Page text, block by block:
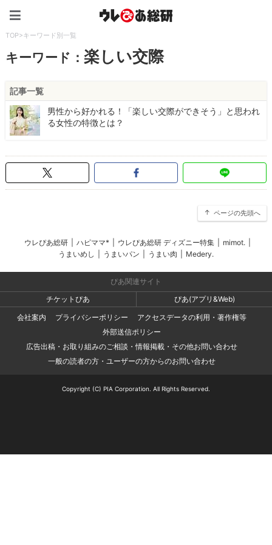
TOP>キーワード別一覧
キーワード：楽しい交際
記事一覧
男性から好かれる！「楽しい交際ができそう」と思われ
る女性の特徴とは？
ページの先頭へ
ウレぴあ総研 ハピママ* ウレぴあ総研 ディズニー特集 mimot.
うまいめし
うまいパン うまい肉 Medery.
ぴあ関連サイト
チケットぴあ
ぴあ(アプリ&Web)
会社案内
プライバシーポリシー
アクセスデータの利用・著作権等
外部送信ポリシー
広告出稿・お取り組みのご相談・情報掲載・その他お問い合わせ
一般の読者の方・ユーザーの方からのお問い合わせ
Copyright (C) PIA Corporation. All Rights Reserved.